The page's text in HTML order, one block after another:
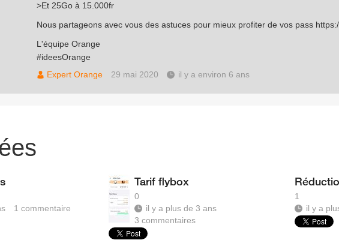
>Et 25Go à 15.000fr
Nous partageons avec vous des astuces pour mieux profiter de vos pass
L'équipe Orange
#ideesOrange
Expert Orange
29 mai 2020 il y a environ 6 ans
1 commentaire
Tarif flybox
0
il y a plus de 3 ans
3commentaires
1
il y a